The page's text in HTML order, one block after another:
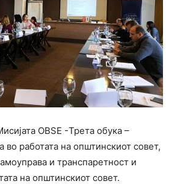
OBSE -Трета обука –
во работата на општинскиот совет,
и транспаретност и
на општинскиот совет.